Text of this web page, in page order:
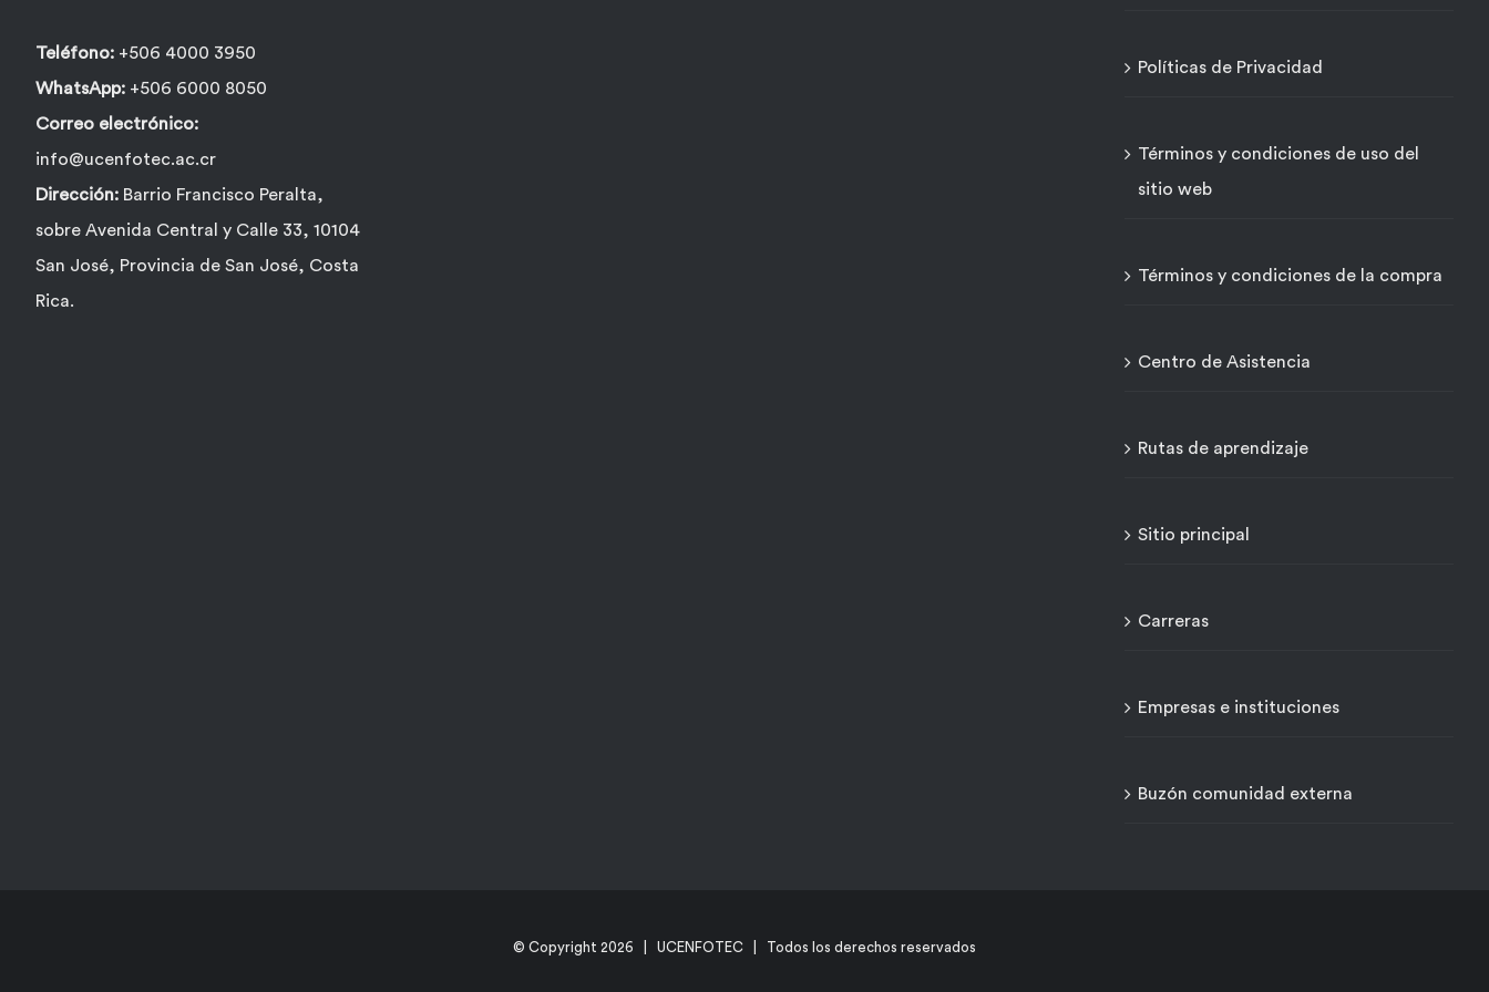
de
producto
Teléfono: +506 4000 3950
WhatsApp: +506 6000 8050
Correo electrónico:
info@ucenfotec.ac.cr
Dirección: Barrio Francisco Peralta,
sobre Avenida Central y Calle 33, 10104
San José, Provincia de San José, Costa
Rica.
Políticas de Privacidad
Términos y condiciones de uso del
sitio web
Términos y condiciones de la compra
Centro de Asistencia
Rutas de aprendizaje
Sitio principal
Carreras
Empresas e instituciones
Buzón comunidad externa
© Copyright 2026 | UCENFOTEC | Todos los derechos reservados